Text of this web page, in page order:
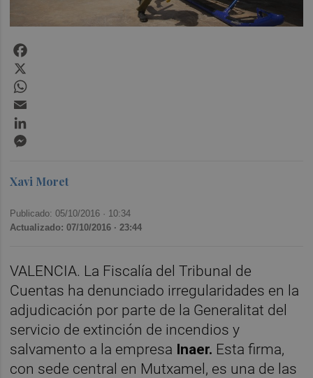
Xavi Moret
Publicado: 05/10/2016 · 10:34
Actualizado: 07/10/2016 · 23:44
VALENCIA. La Fiscalía del Tribunal de
Cuentas ha denunciado irregularidades en la
adjudicación por parte de la Generalitat del
servicio de extinción de incendios y
salvamento a la empresa Inaer. Esta firma,
con sede central en Mutxamel, es una de las